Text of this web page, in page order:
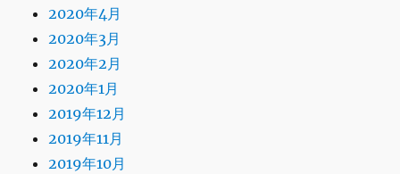
2020年4月
2020年3月
2020年2月
2020年1月
2019年12月
2019年11月
2019年10月